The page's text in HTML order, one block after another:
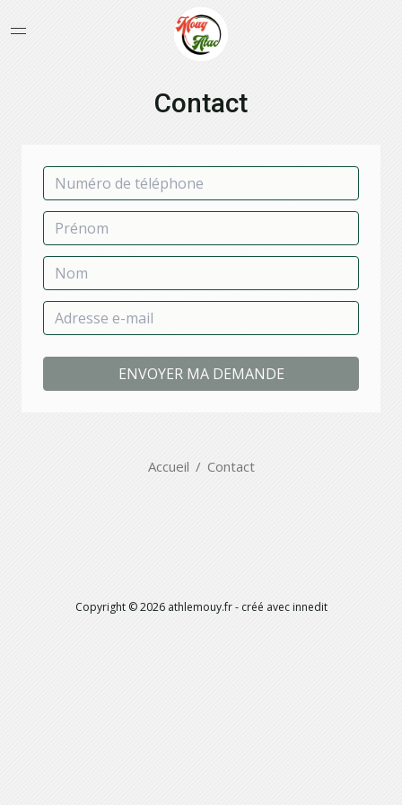
Contact
ENVOYER MA DEMANDE
Accueil Contact
Copyright ©2026 athlemouy.fr- créé avecinnedit